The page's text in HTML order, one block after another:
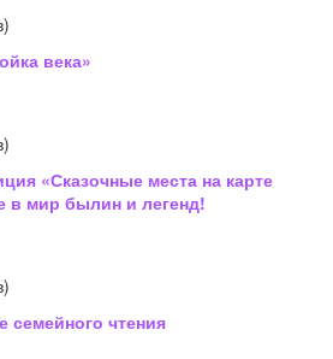
века»
«Сказочные места на карте
в мир былин и легенд!
семейного чтения